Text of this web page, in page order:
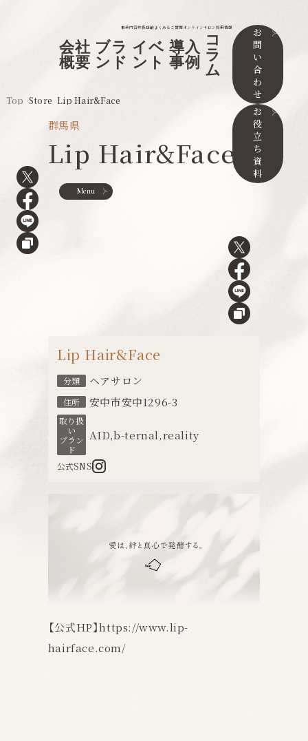
事業内容取扱店舗よくあるご質問オンラインサロン採用情報
会社
概要
ブラ
ンド
イベ
ント
導入
事例
コ
ラ
ム
お
問
い
合
わ
せ
お
役
立
ち
資
料
Menu
Top Store Lip Hair&Face
群馬県
Lip Hair&Face
Lip Hair&Face
分類 ヘアサロン
住所 安中市安中1296-3
取り扱
い
ブラン
ド
AID,b-ternal,reality
公式SNS
【公式HP】https://www.lip-
hairface.com/